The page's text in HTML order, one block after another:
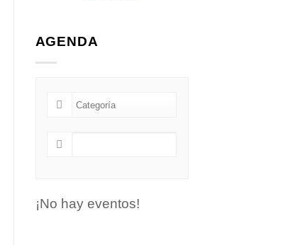
AGENDA
¡No hay eventos!